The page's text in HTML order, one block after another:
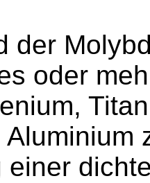
der
oder
Aluminium
einer